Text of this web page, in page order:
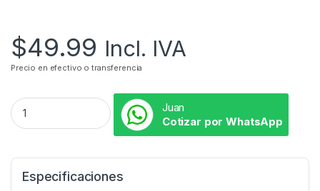
$49.99 Incl. IVA
Precio en efectivo o transferencia
Juan
Cotizar por WhatsApp
Especificaciones